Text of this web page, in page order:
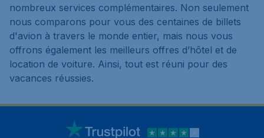
nombreux services complémentaires. Non seulement
nous comparons pour vous des centaines de billets
d'avion à travers le monde entier, mais nous vous
offrons également les meilleurs offres d’hôtel et de
location de voiture. Ainsi, tout est réuni pour des
vacances réussies.